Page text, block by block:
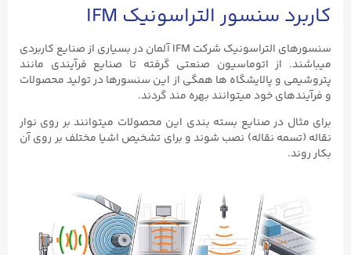
کاربرد سنسور التراسونیک IFM
سنسورهای التراسونیک شرکت IFM آلمان در بسیاری از صنایع کاربردی
میباشند. از اتوماسیون صنعتی گرفته تا صنایع فرآیندی مانند
پتروشیمی و پالایشگاه ها همگی از این سنسورها در تولید محصولات
و فرآیندهای خود میتوانند بهره مند گردند.
برای مثال در صنایع بسته بندی این محصولات میتوانند بر روی نوار
نقاله (تسمه نقاله) نصب شوند و برای تشخیص اشیا مختلف بر روی آن
بکار روند.